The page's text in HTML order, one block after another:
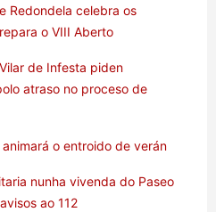
Redondela celebra os
o VIII Aberto
de Infesta piden
atraso no proceso de
o entroido de verán
nunha vivenda do Paseo
ao 112